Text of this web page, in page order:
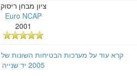
ציון מבחן ריסוק
Euro NCAP
2001
2005 יד שנייה